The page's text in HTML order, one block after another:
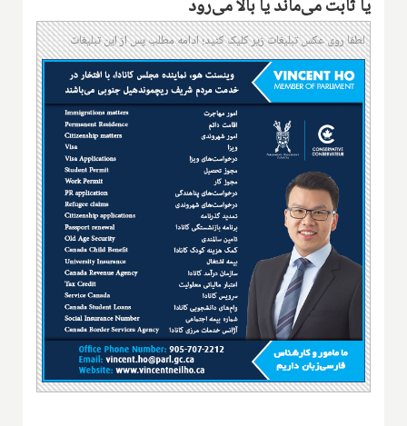
یا ثابت می‌ماند یا بالا می‌رود
لطفا روی عکس تبلیغات زیر کلیک کنید؛ ادامه مطلب پس از این تبلیغات